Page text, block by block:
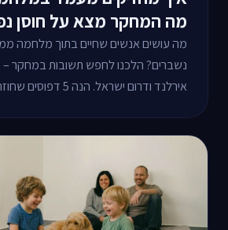
מה המחקר מצא על חוסן
מה עושים אנשים שחיים בתוך מלחמה
נשברים? הלכנו לחפש תשובות במחקר –
אירלנד ודרום ישראל. הנה 5 דפוסים שחוזרים על עצמם.